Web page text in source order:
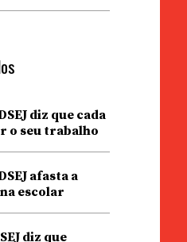
diz que cada
o seu trabalho
afasta a
escolar
diz que